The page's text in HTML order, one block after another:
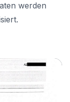
werden